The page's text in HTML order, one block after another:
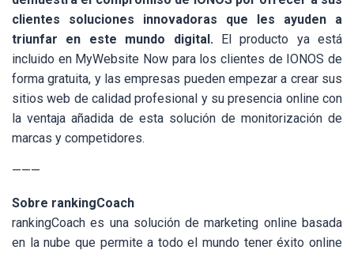
clientes soluciones innovadoras que les ayuden a
triunfar en este mundo digital.El producto ya está
incluido en MyWebsite Now para los clientes de IONOS de
forma gratuita, y las empresas pueden empezar a crear sus
sitios web de calidad profesional y su presencia online con
la ventaja añadida de esta solución de monitorización de
marcas y competidores.
———
Sobre rankingCoach
rankingCoach es una solución de marketing online basada
en la nube que permite a todo el mundo tener éxito online